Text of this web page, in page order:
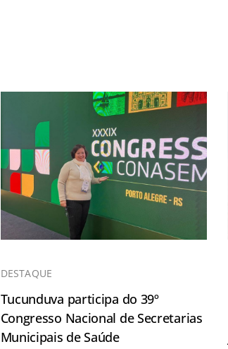
DESTAQUE
Tucunduva participa do 39º
Congresso Nacional de Secretarias
Municipais de Saúde